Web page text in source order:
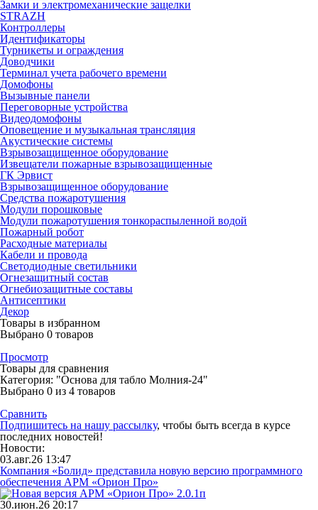
Замки и электромеханические защелки
STRAZH
Контроллеры
Идентификаторы
Турникеты и ограждения
Доводчики
Терминал учета рабочего времени
Домофоны
Вызывные панели
Переговорные устройства
Видеодомофоны
Оповещение и музыкальная трансляция
Акустические системы
Взрывозащищенное оборудование
Извещатели пожарные взрывозащищенные
ГК Эрвист
Взрывозащищенное оборудование
Средства пожаротушения
Модули порошковые
Модули пожаротушения тонкораспыленной водой
Пожарный робот
Расходные материалы
Кабели и провода
Светодиодные светильники
Огнезащитный состав
Огнебиозащитные составы
Антисептики
Декор
Товары в избранном
Выбрано 0 товаров
Просмотр
Товары для сравнения
Категория: "Основа для табло Молния-24"
Выбрано 0 из 4 товаров
Сравнить
Подпишитесь на нашу рассылку, чтобы быть всегда в курсе
последних новостей!
Новости:
03.авг.26 13:47
Компания «Болид» представила новую версию программного
обеспечения АРМ «Орион Про»
30.июн.26 20:17